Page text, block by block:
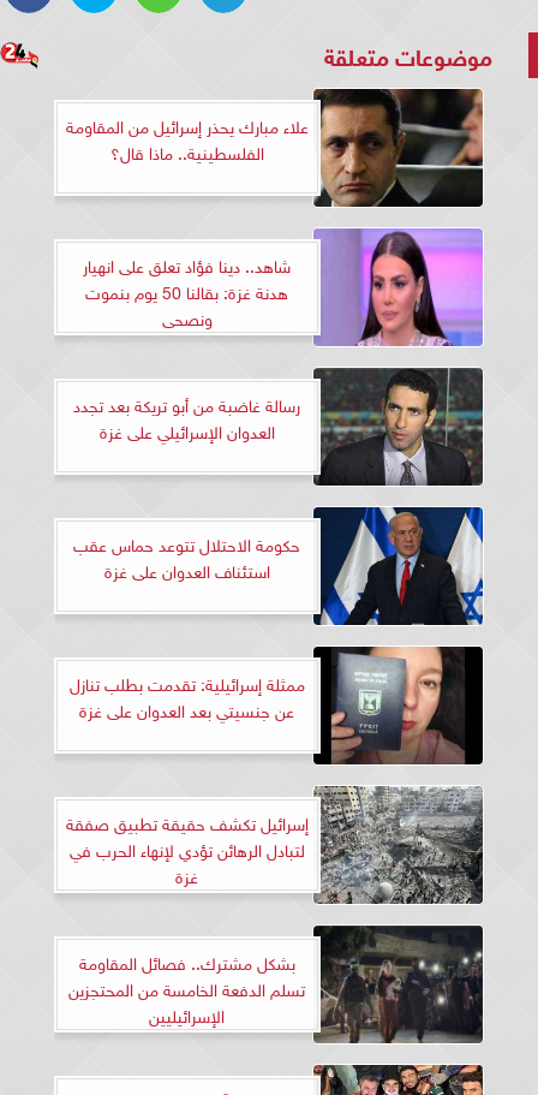
موضوعات متعلقة
علاء مبارك يحذر إسرائيل من المقاومة
الفلسطينية.. ماذا قال؟
شاهد.. دينا فؤاد تعلق على انهيار
هدنة غزة: بقالنا 50 يوم بنموت
ونصحى
رسالة غاضبة من أبو تريكة بعد تجدد
العدوان الإسرائيلي على غزة
حكومة الاحتلال تتوعد حماس عقب
استئناف العدوان على غزة
ممثلة إسرائيلية: تقدمت بطلب تنازل
عن جنسيتي بعد العدوان على غزة
إسرائيل تكشف حقيقة تطبيق صفقة
لتبادل الرهائن تؤدي لإنهاء الحرب في
غزة
بشكل مشترك.. فصائل المقاومة
تسلم الدفعة الخامسة من المحتجزين
الإسرائيليين